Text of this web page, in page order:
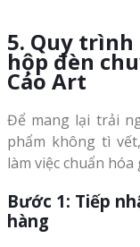
5. Quy
hộp đèn
Cáo Art
Để mang lại trải
phẩm không tì vết,
làm việc chuẩn
Bước 1: Tiếp
hàng